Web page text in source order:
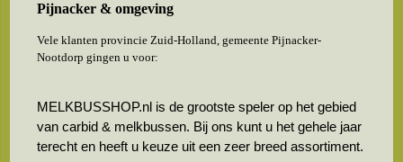
Pijnacker & omgeving
Vele klanten provincie Zuid-Holland, gemeente Pijnacker-
Nootdorp gingen u voor:
MELKBUSSHOP.nl is de grootste speler op het gebied
van carbid & melkbussen. Bij ons kunt u het gehele jaar
terecht en heeft u keuze uit een zeer breed assortiment.